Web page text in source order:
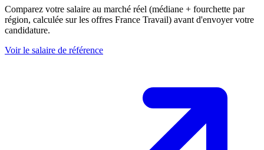
Comparez votre salaire au marché réel (médiane + fourchette par
région, calculée sur les offres France Travail) avant d'envoyer votre
candidature.
Voir le salaire de référence